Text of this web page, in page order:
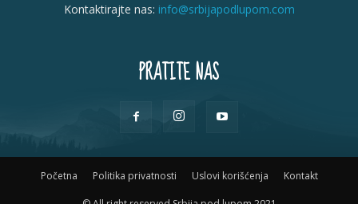
Kontaktirajte nas: info@srbijapodlupom.com
PRATITE NAS
Početna Politika privatnosti Uslovi korišćenja Kontakt